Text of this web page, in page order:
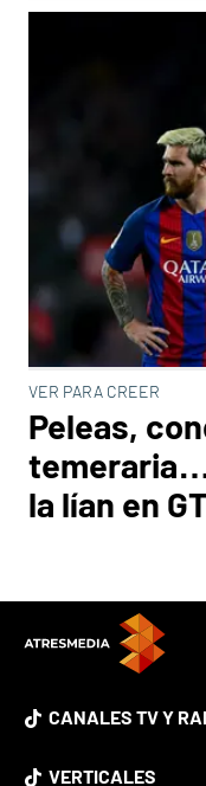
VER PARA CREER
Peleas,
temeraria…
la lían en
CANALES TV Y
VERTICALES